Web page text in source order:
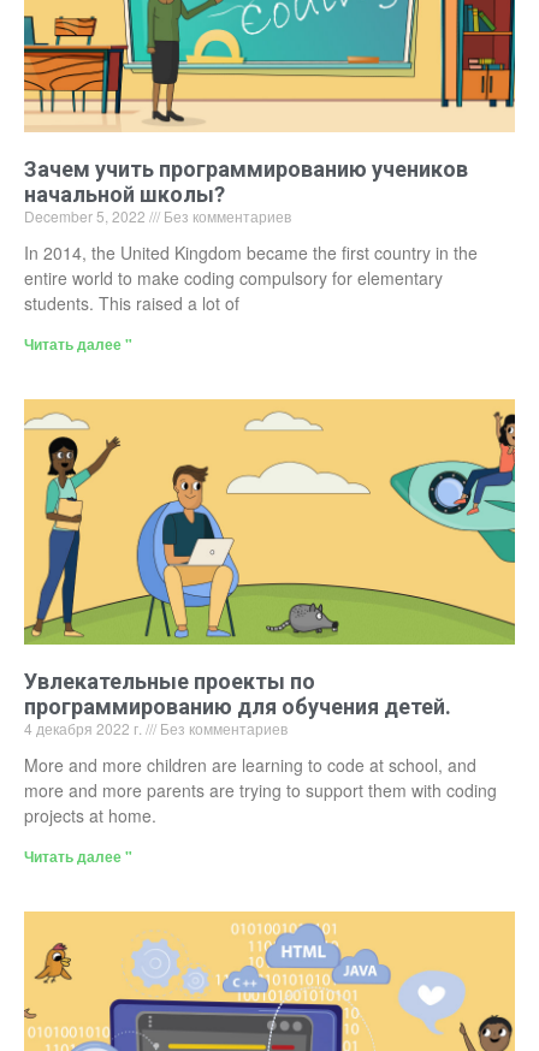
Зачем учить программированию учеников
начальной школы?
December 5, 2022 Без комментариев
In 2014, the United Kingdom became the first country in the
entire world to make coding compulsory for elementary
students. This raised a lot of
Читать далее "
Увлекательные проекты по
программированию для обучения детей.
4 декабря 2022 г. Без комментариев
More and more children are learning to code at school, and
more and more parents are trying to support them with coding
projects at home.
Читать далее "